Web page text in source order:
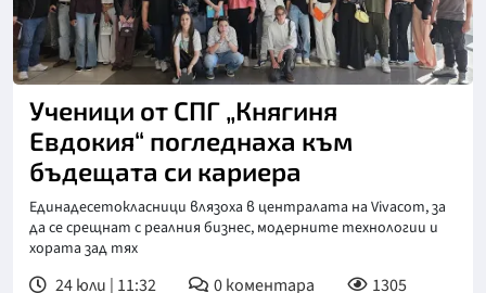
Ученици от СПГ „Княгиня
Евдокия“ погледнаха към
бъдещата си кариера
Единадесетокласници влязоха в централата на Vivacom, за
да се срещнат с реалния бизнес, модерните технологии и
хората зад тях
24 юли | 11:32 0коментара 1305